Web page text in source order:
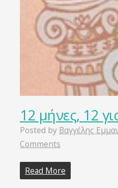
12 μήνες, 12
Posted by Βαγγέλης
Comments
Read More